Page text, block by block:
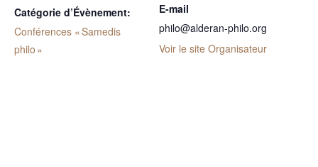
Catégorie d’Évènement:
Conférences « Samedis
philo »
E-mail
philo@alderan-philo.org
Voir le site Organisateur